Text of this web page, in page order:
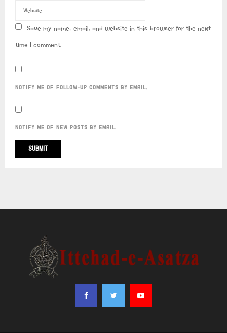
Save my name, email, and website in this browser for the next
time I comment.
NOTIFY ME OF FOLLOW-UP COMMENTS BY EMAIL.
NOTIFY ME OF NEW POSTS BY EMAIL.